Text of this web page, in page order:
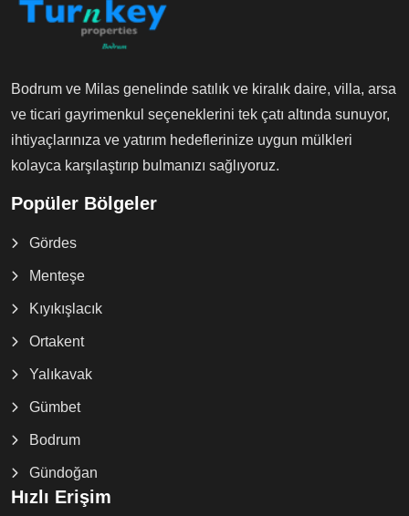
Bodrum ve Milas genelinde satılık ve kiralık daire, villa, arsa
ve ticari gayrimenkul seçeneklerini tek çatı altında sunuyor,
ihtiyaçlarınıza ve yatırım hedeflerinize uygun mülkleri
kolayca karşılaştırıp bulmanızı sağlıyoruz.
Popüler Bölgeler
Gördes
Menteşe
Kıyıkışlacık
Ortakent
Yalıkavak
Gümbet
Bodrum
Gündoğan
Hızlı Erişim